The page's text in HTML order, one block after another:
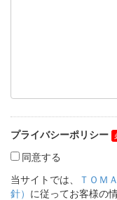
プライバシーポリシー
同意する
当サイトでは、
ＴＯＭ
針） に従ってお客様の